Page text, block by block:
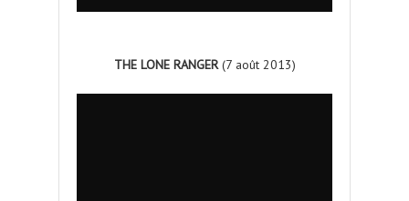
THE LONE RANGER(7 août 2013)